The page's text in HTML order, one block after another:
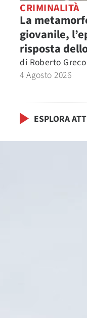
CRIMINALITÀ
La
giovanile,
risposta
di Roberto Greco
4 Agosto 2026
ESPLORA